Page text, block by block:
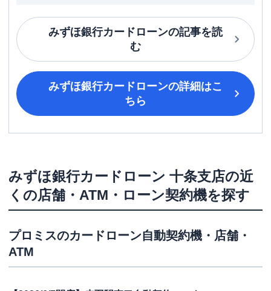
みずほ銀行カードローンの記事を読
む
みずほ銀行カードローンの詳細はこ
ちら
みずほ銀行カードローン 十条支店の近
くの店舗・ATM・ローン契約機を探す
プロミスのカードローン自動契約機・店舗・
ATM